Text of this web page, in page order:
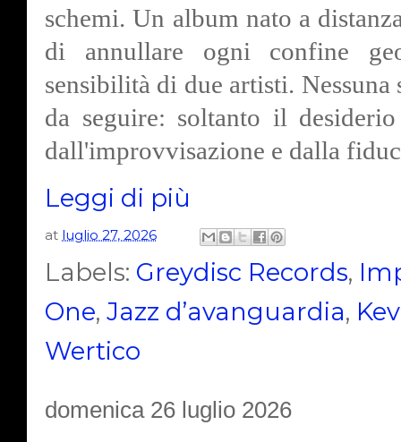
schemi. Un album nato a
di annullare ogni confine
sensibilità di due artisti.
da seguire: soltanto il
dall'improvvisazione e dalla
Leggi di più
at luglio 27, 2026
Labels: Greydisc Records,
One, Jazz d’avanguardia,
Wertico
domenica 26 luglio 2026